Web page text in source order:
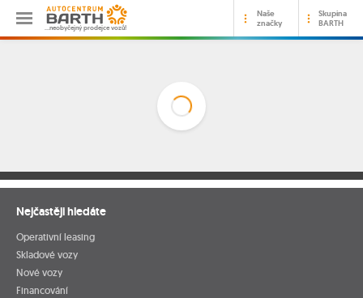
…neobyčejný prodejce vozů!
Naše
značky
Skupina
BARTH
Nejčastěji hledáte
Operativní leasing
Skladové vozy
Nové vozy
Financování